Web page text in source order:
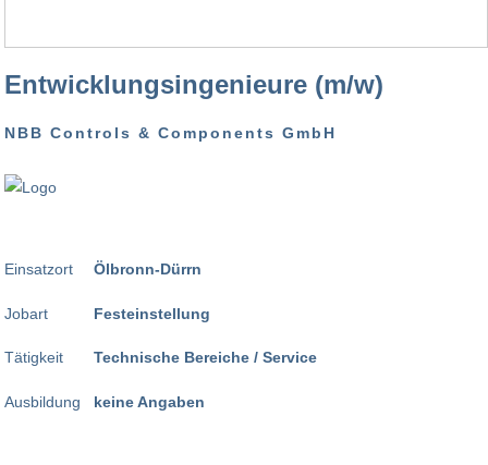
Entwicklungsingenieure (m/w)
NBB Controls & Components GmbH
Einsatzort
Jobart
Tätigkeit
Ausbildung
Ölbronn-Dürrn
Festeinstellung
Technische Bereiche / Service
keine Angaben